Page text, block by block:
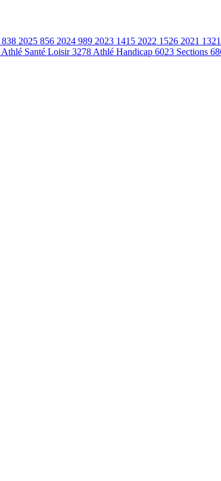
838 2025 856 2024 989 2023 1415 2022 1526 2021 1321
Athlé Santé Loisir3278 Athlé Handicap 6023 Sections